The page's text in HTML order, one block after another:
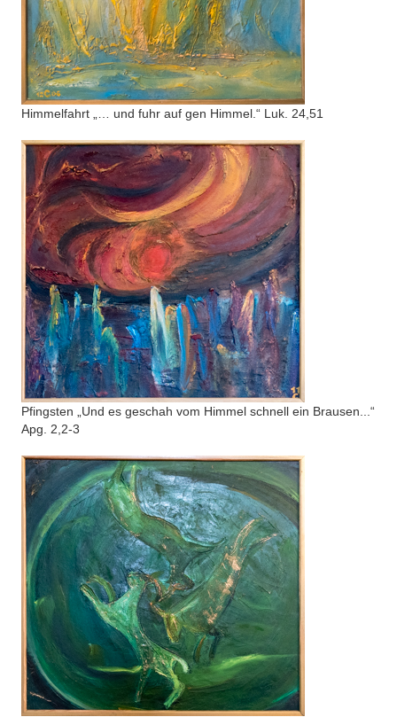
Himmelfahrt „… und fuhr auf gen Himmel.“ Luk. 24,51
Pfingsten „Und es geschah vom Himmel schnell ein Brausen...“
Apg. 2,2-3